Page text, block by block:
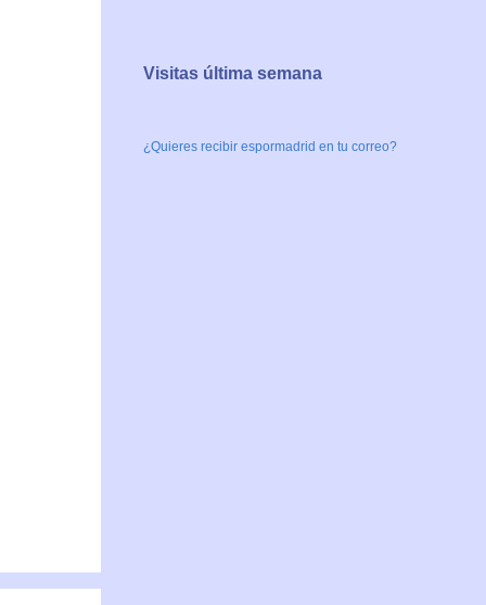
Visitas última semana
¿Quieres recibir espormadrid en tu correo?